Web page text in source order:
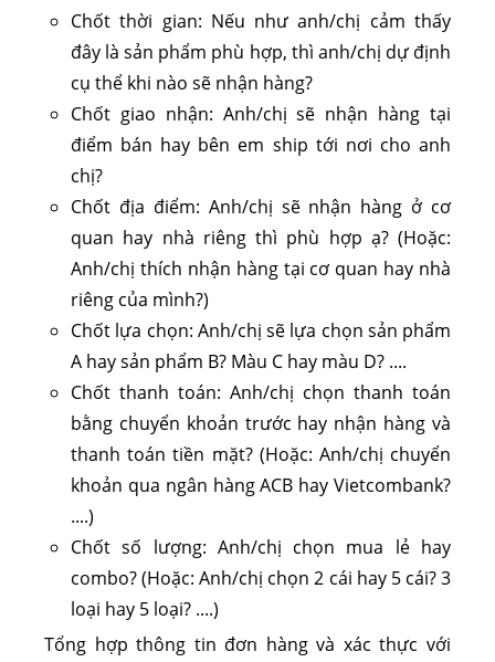
Chốt thời gian: Nếu như anh/chị cảm thấy
đây là sản phẩm phù hợp, thì anh/chị dự định
cụ thể khi nào sẽ nhận hàng?
Chốt giao nhận: Anh/chị sẽ nhận hàng tại
điểm bán hay bên em ship tới nơi cho anh
chị?
Chốt địa điểm: Anh/chị sẽ nhận hàng ở cơ
quan hay nhà riêng thì phù hợp ạ? (Hoặc:
Anh/chị thích nhận hàng tại cơ quan hay nhà
riêng của mình?)
Chốt lựa chọn: Anh/chị sẽ lựa chọn sản phẩm
A hay sản phẩm B? Màu C hay màu D? ....
Chốt thanh toán: Anh/chị chọn thanh toán
bằng chuyển khoản trước hay nhận hàng và
thanh toán tiền mặt? (Hoặc: Anh/chị chuyển
khoản qua ngân hàng ACB hay Vietcombank?
....)
Chốt số lượng: Anh/chị chọn mua lẻ hay
combo? (Hoặc: Anh/chị chọn 2 cái hay 5 cái? 3
loại hay 5 loại? ....)
Tổng hợp thông tin đơn hàng và xác thực với